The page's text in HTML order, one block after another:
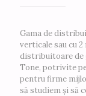
Gama de
verticale sau cu
distribuitoare de
Tone, potrivite
pentru firme
să studiem și să